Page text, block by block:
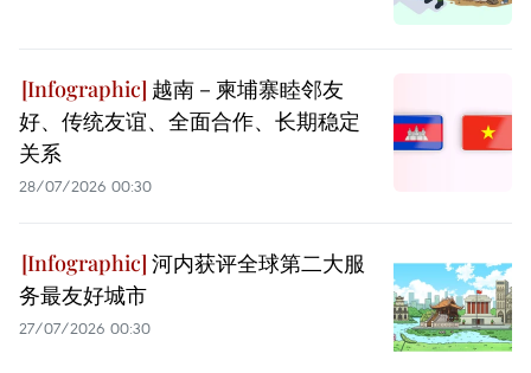
越南－柬埔寨睦邻友
好、传统友谊、全面合作、长期稳定
关系
28/07/2026 00:30
河内获评全球第二大服
务最友好城市
27/07/2026 00:30